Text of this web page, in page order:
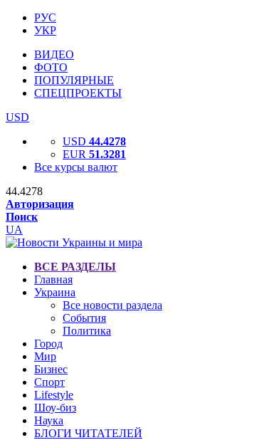
РУС
УКР
ВИДЕО
ФОТО
ПОПУЛЯРНЫЕ
СПЕЦПРОЕКТЫ
USD
USD 44.4278
EUR 51.3281
Все курсы валют
44.4278
Авторизация
Поиск
UA
ВСЕ РАЗДЕЛЫ
Главная
Украина
Все новости раздела
События
Политика
Город
Мир
Бизнес
Спорт
Lifestyle
Шоу-биз
Наука
БЛОГИ ЧИТАТЕЛЕЙ